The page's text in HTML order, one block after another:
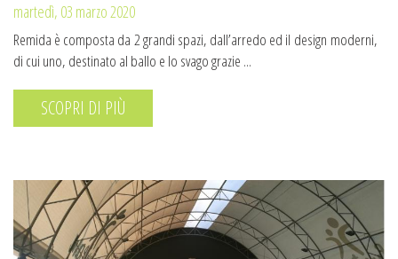
martedì, 03 marzo 2020
Remida è composta da 2 grandi spazi, dall’arredo ed il design moderni,
di cui uno, destinato al ballo e lo svago grazie ...
SCOPRI DI PIÙ